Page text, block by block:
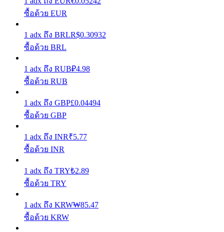
ผลตอบแทนสูงและเข้าถึงได้ทันที
ซื้อด้วย EUR
1 adx ถึง BRLR$0.30932
ซื้อด้วย BRL
1 adx ถึง RUB₽4.98
ซื้อด้วย RUB
1 adx ถึง GBP£0.04494
ซื้อด้วย GBP
1 adx ถึง INR₹5.77
ซื้อด้วย INR
1 adx ถึง TRY₺2.89
ซื้อด้วย TRY
1 adx ถึง KRW₩85.47
ซื้อด้วย KRW